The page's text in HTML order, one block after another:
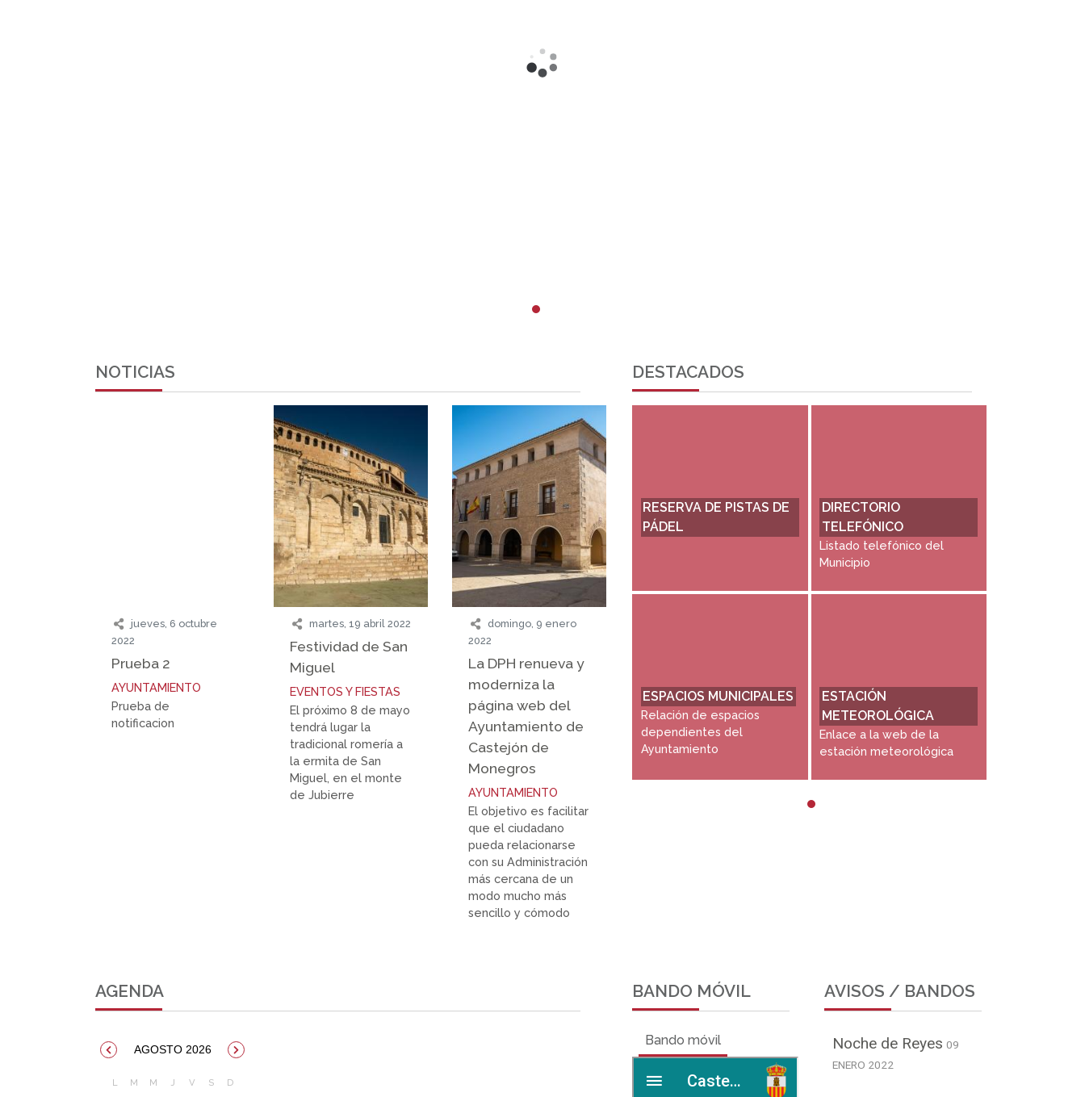
NOTICIAS
jueves, 6 octubre
2022
Prueba 2
AYUNTAMIENTO
Prueba de
notificacion
martes, 19 abril 2022
Festividad de San
Miguel
EVENTOS Y FIESTAS
El próximo 8 de mayo
tendrá lugar la
tradicional romería a
la ermita de San
Miguel, en el monte
de Jubierre
domingo, 9 enero
2022
La DPH renueva y
moderniza la
página web del
Ayuntamiento de
Castejón de
Monegros
AYUNTAMIENTO
El objetivo es facilitar
que el ciudadano
pueda relacionarse
con su Administración
más cercana de un
modo mucho más
sencillo y cómodo
DESTACADOS
RESERVA DE PISTAS DE
PÁDEL
DIRECTORIO
TELEFÓNICO
Listado telefónico del
Municipio
ESPACIOS MUNICIPALES
Relación de espacios
dependientes del
Ayuntamiento
ESTACIÓN
METEOROLÓGICA
Enlace a la web de la
estación meteorológica
AGENDA
AGOSTO 2026
BANDO MÓVIL
Bando móvil
AVISOS / BANDOS
Noche de Reyes 09
ENERO 2022